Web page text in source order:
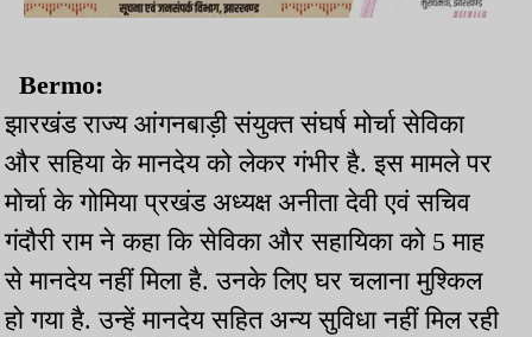
Bermo:
झारखंड राज्य आंगनबाड़ी संयुक्त संघर्ष मोर्चा सेविका
और सहिया के मानदेय को लेकर गंभीर है. इस मामले पर
मोर्चा के गोमिया प्रखंड अध्यक्ष अनीता देवी एवं सचिव
गंदौरी राम ने कहा कि सेविका और सहायिका को 5 माह
से मानदेय नहीं मिला है. उनके लिए घर चलाना मुश्किल
हो गया है. उन्हें मानदेय सहित अन्य सुविधा नहीं मिल रही